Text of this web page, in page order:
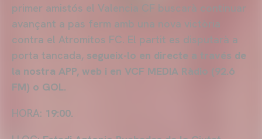
primer amistós el Valencia CF buscarà continuar
avançant a pas ferm amb una nova victòria
contra el Atromitos FC. El partit es disputarà a
porta tancada, segueix-lo en directe a través de
la nostra APP, web i en VCF MEDIA Ràdio (92.6
FM) o GOL.
HORA: 19:00.